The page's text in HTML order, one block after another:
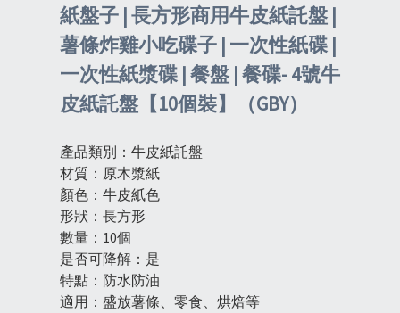
紙盤子 | 長方形商用牛皮紙託盤 |
薯條炸雞小吃碟子 | 一次性紙碟 |
一次性紙漿碟 | 餐盤 | 餐碟- 4號牛
皮紙託盤【10個裝】（GBY）
產品類別：牛皮紙託盤
材質：原木漿紙
顏色：牛皮紙色
形狀：長方形
數量：10個
是否可降解：是
特點：防水防油
適用：盛放薯條、零食、烘焙等